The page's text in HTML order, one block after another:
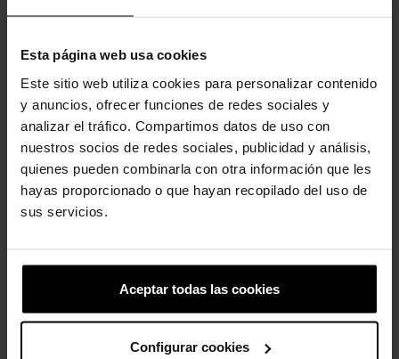
Esta página web usa cookies
Este sitio web utiliza cookies para personalizar contenido
y anuncios, ofrecer funciones de redes sociales y
analizar el tráfico. Compartimos datos de uso con
nuestros socios de redes sociales, publicidad y análisis,
quienes pueden combinarla con otra información que les
hayas proporcionado o que hayan recopilado del uso de
sus servicios.
Aceptar todas las cookies
Configurar cookies
4,99 € 3,99 €
Super Mário Yoshi Gato preto